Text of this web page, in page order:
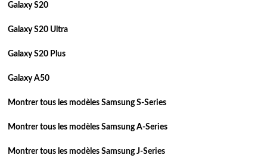
Galaxy S20
Galaxy S20 Ultra
Galaxy S20 Plus
Galaxy A50
Montrer tous les modèles Samsung S-Series
Montrer tous les modèles Samsung A-Series
Montrer tous les modèles Samsung J-Series